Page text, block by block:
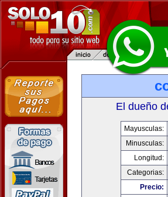
El dueño
Mayusculas:
Minusculas:
Longitud:
Categorias:
Precio: